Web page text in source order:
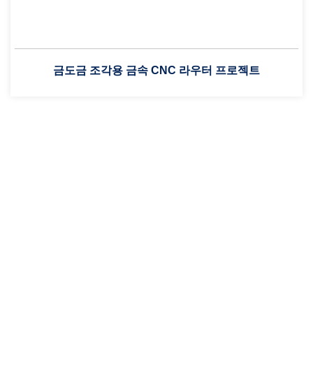
금도금 조각용 금속 CNC 라우터 프로젝트